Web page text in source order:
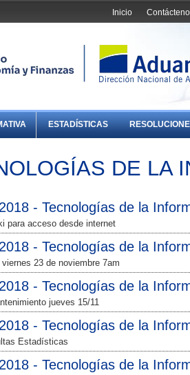
Inicio
ESTADÍSTICAS
DE LA
- Tecnologías de la
para acceso desde internet
- Tecnologías de la
23 de noviembre 7am
- Tecnologías de la
jueves 15/11
- Tecnologías de la
Estadísticas
- Tecnologías de la